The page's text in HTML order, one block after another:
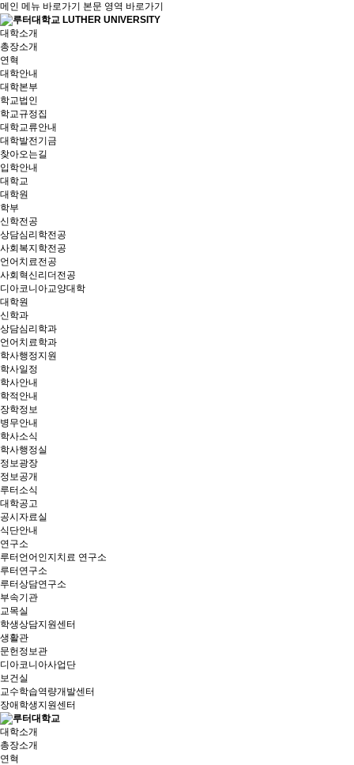
메인 메뉴 바로가기 본문 영역 바로가기
대학소개
총장소개
연혁
대학안내
대학본부
학교법인
학교규정집
대학교류안내
대학발전기금
찾아오는길
입학안내
대학교
대학원
학부
신학전공
상담심리학전공
사회복지학전공
언어치료전공
사회혁신리더전공
디아코니아교양대학
대학원
신학과
상담심리학과
언어치료학과
학사행정지원
학사일정
학사안내
학적안내
장학정보
병무안내
학사소식
학사행정실
정보광장
정보공개
루터소식
대학공고
공시자료실
식단안내
연구소
루터언어인지치료 연구소
루터연구소
루터상담연구소
부속기관
교목실
학생상담지원센터
생활관
문헌정보관
디아코니아사업단
보건실
교수학습역량개발센터
장애학생지원센터
대학소개
총장소개
연혁